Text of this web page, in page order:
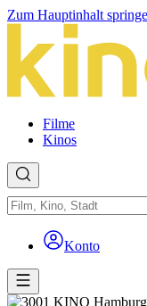
Zum Hauptinhalt
Filme
Kinos
Konto